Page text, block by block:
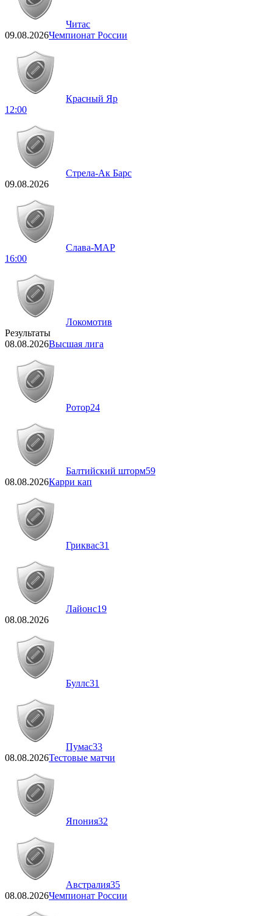
Читас
09.08.2026Чемпионат России
Красный Яр
12:00
Стрела-Ак Барс
09.08.2026
Слава-МАР
16:00
Локомотив
Результаты
08.08.2026Высшая лига
Ротор24
Балтийский шторм59
08.08.2026Карри кап
Гриквас31
Лайонс19
08.08.2026
Буллс31
Пумас33
08.08.2026Тестовые матчи
Япония32
Австралия35
08.08.2026Чемпионат России